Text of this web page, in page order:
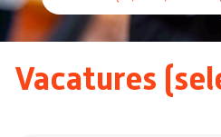
Vacatures